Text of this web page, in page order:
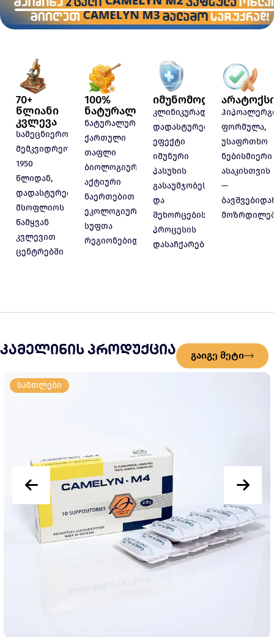
70+
წლიანი
კვლევა
სამეცნიერო
მემკვიდრეობა
1950
წლიდან,
დადასტურებული
მსოფლიოს
წამყვან
კვლევით
ცენტრებში
100%
ნატურალური
ნატურალური
ქართული
თაფლი
ბიოლოგიურად
აქტიური
ნაერთებით
ეკოლოგიურად
სუფთა
რეგიონებიდან
კლინიკურად
დადასტურებული
ეფექტი
იმუნური
პასუხის
გასაუმჯობესებლად
და
შეხორცების
პროცესის
დასაჩქარებლად
ფორმულა,
უსაფრთხო
ნებისმიერი
ასაკისთვის
—
კამელინის პროდუქცია გაიგე მეტი
სანთლები